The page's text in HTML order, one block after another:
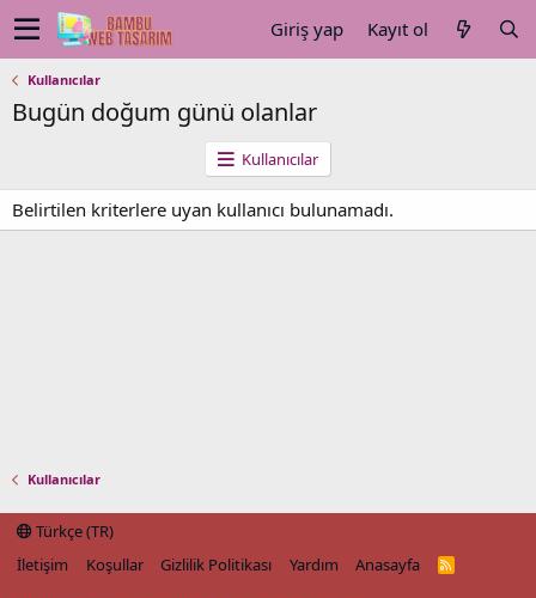
Giriş yap Kayıt ol
Kullanıcılar
Bugün doğum günü olanlar
Kullanıcılar
Belirtilen kriterlere uyan kullanıcı bulunamadı.
Kullanıcılar
Türkçe (TR)
İletişim
Koşullar Gizlilik Politikası Yardım Anasayfa
R